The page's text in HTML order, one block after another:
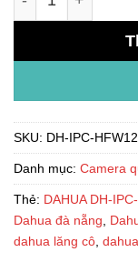
SKU: DH-IPC-
Danh mục: Camera
Thẻ: DAHUA DH-
Dahua đà nẵng
dahua lăng cô